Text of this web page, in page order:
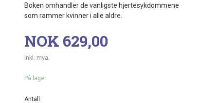
Boken omhandler de vanligste hjertesykdommene
som rammer kvinner i alle aldre.
Pris
NOK 629,00
inkl. mva.
På lager
Antall